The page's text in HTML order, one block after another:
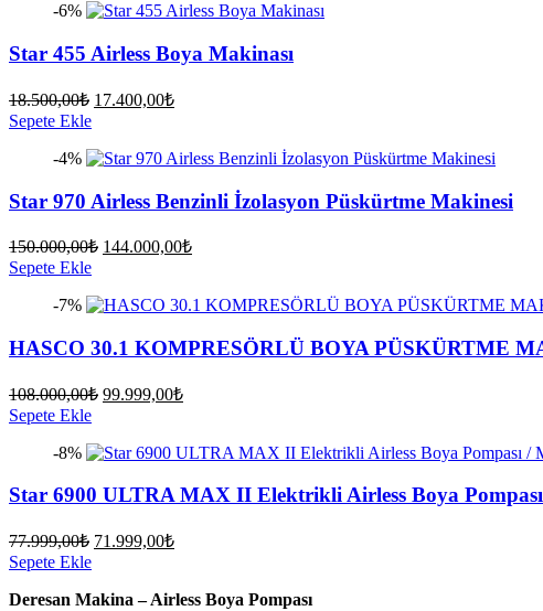
66.000,00₺.
-6%
Star 455 Airless Boya Makinası
18.500,00₺ Orijinal
17.400,00₺Şu
17.400,00₺.
Sepete Ekle
-4%
Star 970 Airless Benzinli İzolasyon Püskürtme Makinesi
150.000,00₺ Orijinal
144.000,00₺Şu
144.000,00₺.
Sepete Ekle
-7%
HASCO 30.1 KOMPRESÖRLÜ BOYA PÜSKÜRTME
108.000,00₺ Orijinal
99.999,00₺Şu
99.999,00₺.
Sepete Ekle
-8%
Star 6900 ULTRA MAX II Elektrikli Airless Boya
77.999,00₺ Orijinal
71.999,00₺Şu
71.999,00₺.
Sepete Ekle
Deresan Makina – Airless Boya Pompası